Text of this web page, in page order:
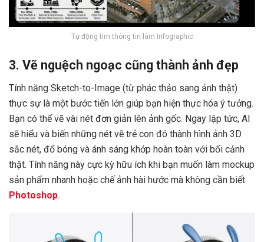
Tự động tìm thông tin làm Infographic
3. Vẽ nguệch ngoạc cũng thành ảnh đẹp
Tính năng Sketch-to-Image (từ phác thảo sang ảnh thật)
thực sự là một bước tiến lớn giúp bạn hiện thực hóa ý tưởng.
Bạn có thể vẽ vài nét đơn giản lên ảnh gốc. Ngay lập tức, AI
sẽ hiểu và biến những nét vẽ trẻ con đó thành hình ảnh 3D
sắc nét, đổ bóng và ánh sáng khớp hoàn toàn với bối cảnh
thật. Tính năng này cực kỳ hữu ích khi bạn muốn làm mockup
sản phẩm nhanh hoặc chế ảnh hài hước mà không cần biết
Photoshop.